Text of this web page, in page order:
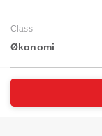
Class
Økonomi